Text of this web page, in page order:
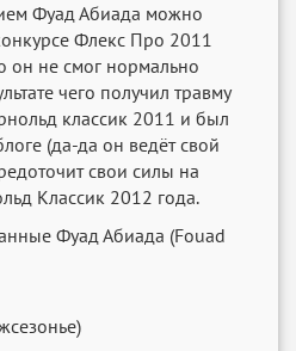
Фуад Абиада можно
Флекс Про 2011
он не смог нормально
чего получил травму
классик 2011 и был
(да-да он ведёт свой
свои силы на
Классик 2012 года.
Фуад Абиада (Fouad